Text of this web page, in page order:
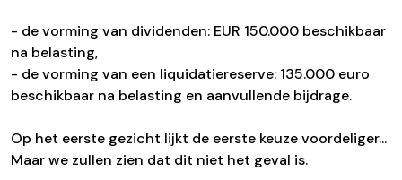
- de vorming van dividenden: EUR 150.000 beschikbaar
na belasting,
- de vorming van een liquidatiereserve: 135.000 euro
beschikbaar na belasting en aanvullende bijdrage.
Op het eerste gezicht lijkt de eerste keuze voordeliger...
Maar we zullen zien dat dit niet het geval is.